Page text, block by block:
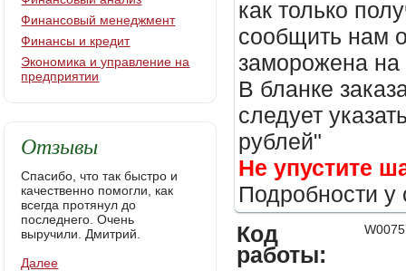
как только
сообщить нам
заморожена
В бланке
следует
рублей"
Не упустите
Подробности
Код
работы:
Финансовый менеджмент
Финансы и кредит
Экономика и управление на
предприятии
Отзывы
Спасибо, что так быстро и
качественно помогли, как
всегда протянул до
последнего. Очень
выручили. Дмитрий.
Далее